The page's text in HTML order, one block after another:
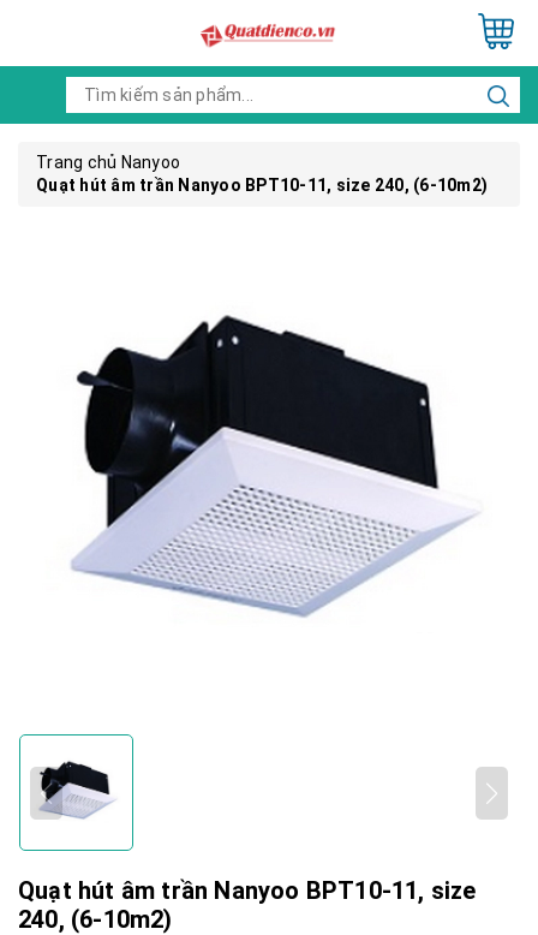
Trang chủ Nanyoo
Quạt hút âm trần Nanyoo BPT10-11, size 240, (6-10m2)
Quạt hút âm trần Nanyoo BPT10-11, size
240, (6-10m2)